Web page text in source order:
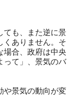
ても、また逆に景
くありません。そ
場合、政府は中央
って」、景気のバ
や景気の動向が変